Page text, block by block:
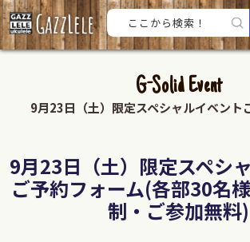
G-Solid Event
9月23日（土）限定スペシャルイベント
9月23日（土）限定スペシ
ご予約フォーム(各部30名
制・ご参加無料)